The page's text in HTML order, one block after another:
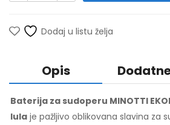
Dodaj u listu želja
Opis
Baterija za sudoperu MINOTTI
lula je pažljivo oblikovana slavina za